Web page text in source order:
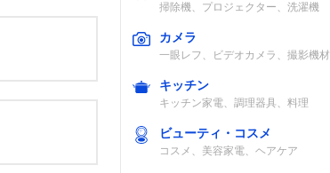
掃除機、プロジェクター、洗濯機
カメラ
一眼レフ、ビデオカメラ、撮影機材
キッチン
キッチン家電、調理器具、料理
ビューティ・コスメ
コスメ、美容家電、ヘアケア